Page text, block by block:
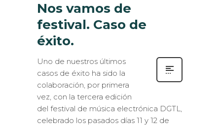
Nos vamos de
festival. Caso de
éxito.
Uno de nuestros últimos
casos de éxito ha sido la
colaboración, por primera
vez, con la tercera edición
del festival de música electrónica DGTL,
celebrado los pasados días 11 y 12 de